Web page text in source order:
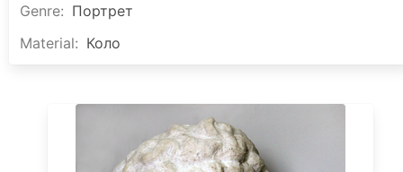
Genre: Портрет
Material: Коло